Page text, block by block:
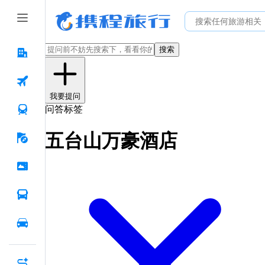
搜索
我要提问
问答标签
五台山万豪酒店